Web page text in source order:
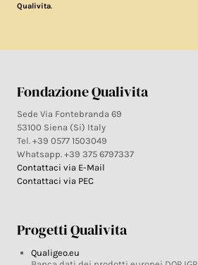
Qualivita
Fondazione Qualivita
Sede Via Fontebranda 69
53100 Siena (Si) Italy
Tel. +39 0577 1503049
Whatsapp. +39 375 6797337
Contattaci via E-Mail
Contattaci via PEC
Progetti Qualivita
Qualigeo.eu